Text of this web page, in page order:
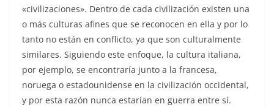
«civilizaciones». Dentro de cada civilización existen una
o más culturas afines que se reconocen en ella y por lo
tanto no están en conflicto, ya que son culturalmente
similares. Siguiendo este enfoque, la cultura italiana,
por ejemplo, se encontraría junto a la francesa,
noruega o estadounidense en la civilización occidental,
y por esta razón nunca estarían en guerra entre sí.